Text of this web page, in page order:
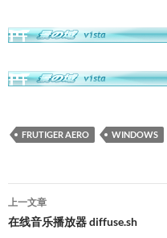
FRUTIGER AERO WINDOWS
文
章
上一文章
在线音乐播放器 diffuse.sh